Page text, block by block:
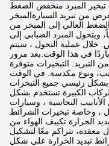
تبخير المبرد منخفض الضغط
من تبريد السيارةالمبخر
العالي إلى المبخر من
ويتحول المبرد الضبابي إلى
عملية التحول ، سيتم
في هذا الوقت.بعد مرور
التبريد. التبخيرات متوفرة
ونوع مكدسة. في الوقت
بشكل رئيسي جميع التبخرات
الكبيرة تستخدم بشكل
النحاسية ، وسيارات
، وخاصة تبخيرات الشرائط
الحرارة تكييف الهواء من
معقدة، تتراكم معًا لتشكيل
تبديد الحرارة على شكل